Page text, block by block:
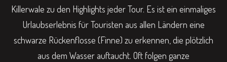
Killerwale zu den Highlights jeder Tour. Es ist ein einmaliges
Urlaubserlebnis für Touristen aus allen Ländern eine
schwarze Rückenflosse (Finne) zu erkennen, die plötzlich
aus dem Wasser auftaucht. Oft folgen ganze